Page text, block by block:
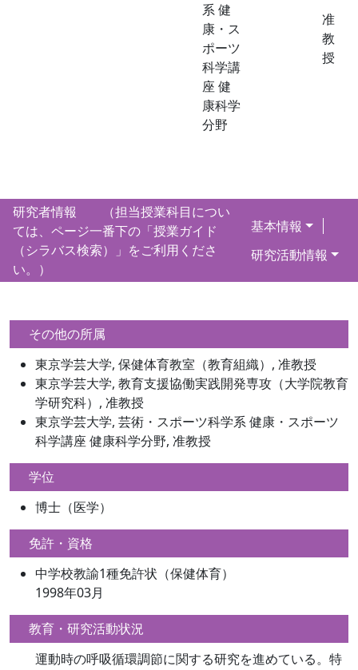
系 健
康・ス
ポーツ
科学講
座 健
康科学
分野
准
教
授
研究者情報 （担当授業科目につい
ては、ページ一番下の「授業ガイド
（シラバス検索）」をご利用くださ
い。）
基本情報
研究活動情報
その他の所属
東京学芸大学, 保健体育教室（教育組織）, 准教授
東京学芸大学, 教育支援協働実践開発専攻（大学院教育
学研究科）, 准教授
東京学芸大学, 芸術・スポーツ科学系 健康・スポーツ
科学講座 健康科学分野, 准教授
学位
博士（医学）
免許・資格
中学校教諭1種免許状（保健体育）
1998年03月
教育・研究活動状況
運動時の呼吸循環調節に関する研究を進めている。特